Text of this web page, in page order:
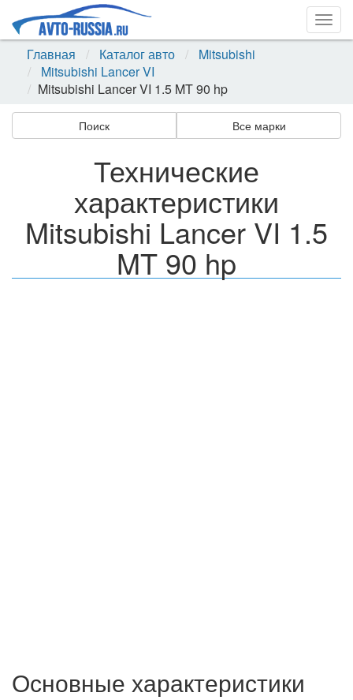
Главная
Каталог авто
Mitsubishi
Mitsubishi Lancer VI
Mitsubishi Lancer VI 1.5 MT 90 hp
Поиск Все марки
Технические
характеристики
Mitsubishi Lancer VI 1.5
MT 90 hp
Основные характеристики